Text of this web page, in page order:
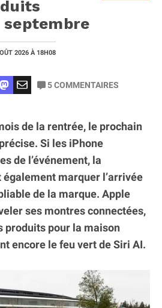
2026 À 18H08
5COMMENTAIRES
de la rentrée, le prochain
Si les iPhone
de l’événement, la
marquer l’arrivée
de la marque. Apple
ses montres connectées,
produits pour la maison
encore le feu vert de Siri AI.